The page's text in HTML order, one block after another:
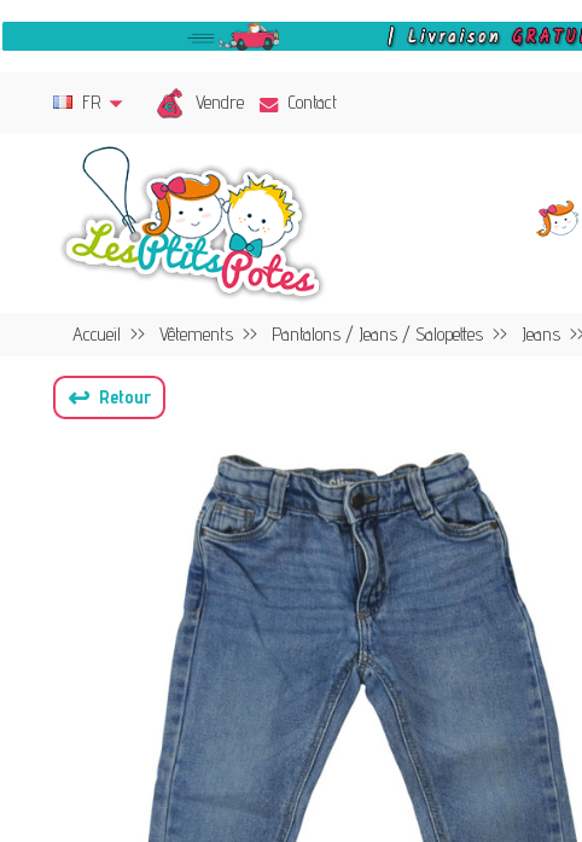
FR Vendre Contact
Accueil Vêtements Pantalons / Jeans / Salopettes Jeans
↩ Retour